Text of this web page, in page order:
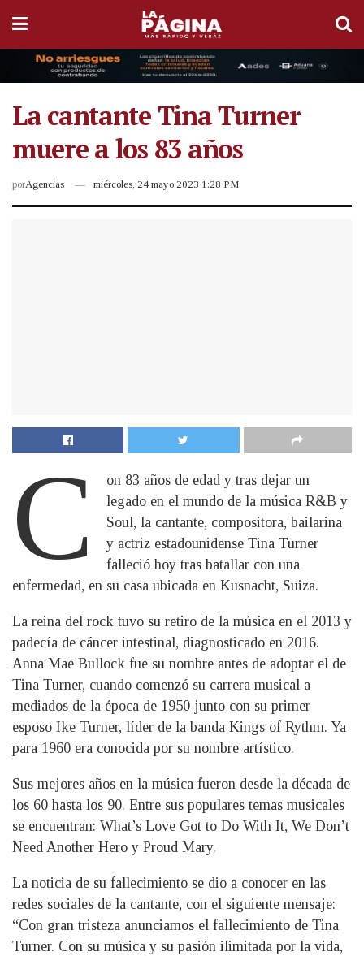
La cantante Tina Turner
muere a los 83 años
porAgencias miércoles, 24 mayo 2023 1:28 PM
C
on 83 años de edad y tras dejar un
legado en el mundo de la música R&B y
Soul, la cantante, compositora, bailarina
y actriz estadounidense Tina Turner
falleció hoy tras batallar con una
enfermedad, en su casa ubicada en Kusnacht, Suiza.
La reina del rock tuvo su retiro de la música en el 2013 y
padecía de cáncer intestinal, diagnosticado en 2016.
Anna Mae Bullock fue su nombre antes de adoptar el de
Tina Turner, cuando comenzó su carrera musical a
mediados de la época de 1950 junto con su primer
esposo Ike Turner, líder de la banda Kings of Rythm. Ya
para 1960 era conocida por su nombre artístico.
Sus mejores años en la música fueron desde la década de
los 60 hasta los 90. Entre sus populares temas musicales
se encuentran: What’s Love Got to Do With It, We Don’t
Need Another Hero y Proud Mary.
La noticia de su fallecimiento se dio a conocer en las
redes sociales de la cantante, con el siguiente mensaje:
“Con gran tristeza anunciamos el fallecimiento de Tina
Turner. Con su música y su pasión ilimitada por la vida,